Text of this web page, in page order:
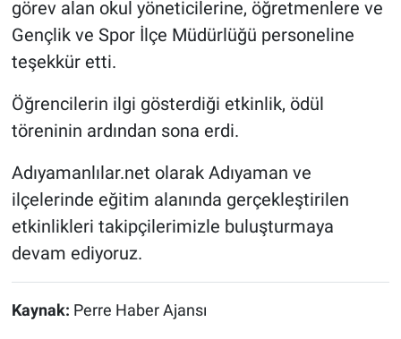
görev alan okul yöneticilerine, öğretmenlere ve
Gençlik ve Spor İlçe Müdürlüğü personeline
teşekkür etti.
Öğrencilerin ilgi gösterdiği etkinlik, ödül
töreninin ardından sona erdi.
Adıyamanlılar.net olarak Adıyaman ve
ilçelerinde eğitim alanında gerçekleştirilen
etkinlikleri takipçilerimizle buluşturmaya
devam ediyoruz.
Kaynak: Perre Haber Ajansı